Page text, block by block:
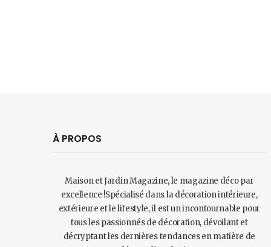
À PROPOS
Maison et Jardin Magazine, le magazine déco par
excellence !Spécialisé dans la décoration intérieure,
extérieure et le lifestyle, il est un incontournable pour
tous les passionnés de décoration, dévoilant et
décryptant les dernières tendances en matière de